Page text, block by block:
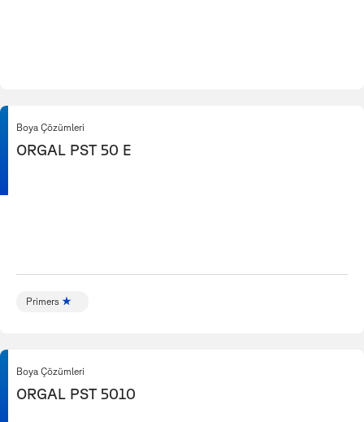
Boya Çözümleri
ORGAL PST 50 E
Primers
Boya Çözümleri
ORGAL PST 5010